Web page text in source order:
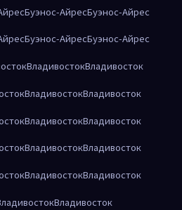
Буэнос-АйресБуэнос-Айрес
Буэнос-АйресБуэнос-Айрес
ВладивостокВладивосток
ВладивостокВладивосток
ВладивостокВладивосток
ВладивостокВладивосток
ВладивостокВладивосток
Владивосток